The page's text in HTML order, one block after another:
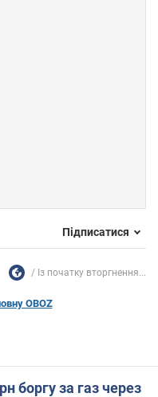
Підписатися
Із початку вторгнення...
OBOZ
боргу за газ через